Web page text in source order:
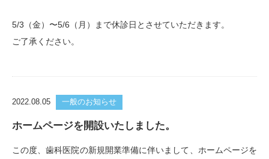
5/3（金）〜5/6（月）まで休診日とさせていただきます。
ご了承ください。
2022.08.05 一般のお知らせ
ホームページを開設いたしました。
この度、歯科医院の新規開業準備に伴いまして、ホームページを